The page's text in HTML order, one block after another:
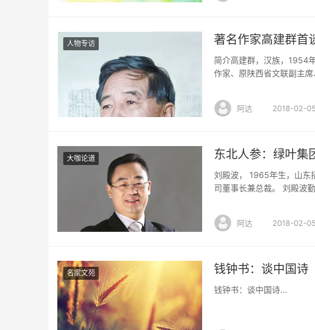
人物专访 著名作家高建群首
简介高建群，汉族，1954
作家、原陕西省文联副主
表作长篇小说《最后一个
说《六六镇》《古道天机
阿达 2018-02-
大咖论道 东北人参：绿叶集
刘殿波， 1965年生，山东
司董事长兼总裁。 刘殿波
药60年·60人” 、“中国医
药经济年度十大人物”。 绿
阿达 2018-02-
名家文苑 钱钟书：谈中国诗
钱钟书：谈中国诗...